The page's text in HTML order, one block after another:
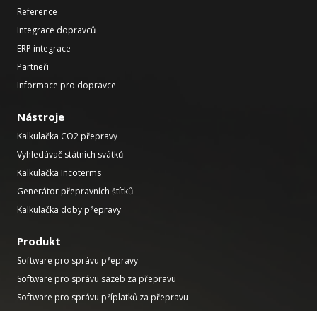
Reference
Integrace dopravců
ERP integrace
Partneři
Informace pro dopravce
Nástroje
Kalkulačka CO2 přepravy
Vyhledávač státních svátků
Kalkulačka Incoterms
Generátor přepravních štítků
Kalkulačka doby přepravy
Produkt
Software pro správu přepravy
Software pro správu sazeb za přepravu
Software pro správu příplatků za přepravu